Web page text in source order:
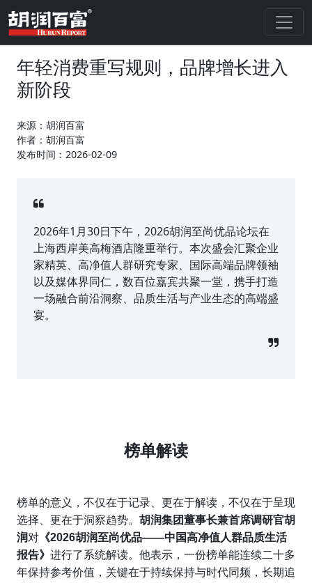
年轻消费重写规则，品牌增长进入
新阶段
来源：胡润百富
作者：胡润百富
发布时间：2026-02-09
2026年1月30日下午，2026胡润至尚优品论坛在
上海西岸美高梅酒店隆重举行。本次盛会汇聚企业
家精英、高净值人群研究专家、国际高端品牌领袖
以及媒体界同仁，数百位嘉宾共聚一堂，携手打造
一场融合前沿洞察、品质生活与产业生态的高端盛
宴。
榜单解读
榜单的意义，不仅在于记录、更在于解读，不仅在于呈现
选择、更在于洞察趋势。 胡润集团董事长兼首席调研官胡
润对 《2026胡润至尚优品——中国高净值人群品质生活
报告》 进行了系统解读。他表示，一份榜单能连续二十多
年保持参考价值，关键在于持续保持与时代同频，长期追